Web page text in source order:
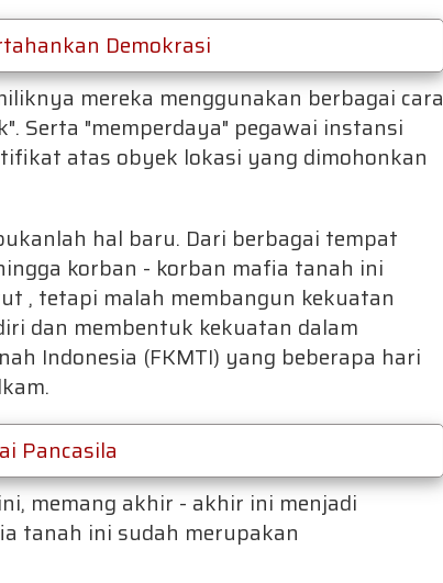
Demokrasi
mereka menggunakan berbagai cara
Serta "memperdaya" pegawai instansi
atas obyek lokasi yang dimohonkan
hal baru. Dari berbagai tempat
korban - korban mafia tanah ini
, tetapi malah membangun kekuatan
dan membentuk kekuatan dalam
Indonesia (FKMTI) yang beberapa hari
Pancasila
memang akhir - akhir ini menjadi
tanah ini sudah merupakan